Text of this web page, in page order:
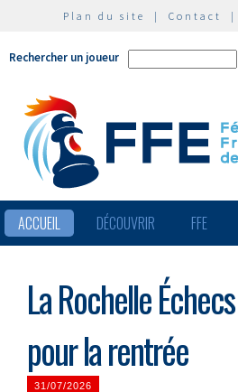
Plan du site | Contact |
Rechercher un joueur
ACCUEIL DÉCOUVRIR FFE
La Rochelle
pour la rentrée
31/07/2026